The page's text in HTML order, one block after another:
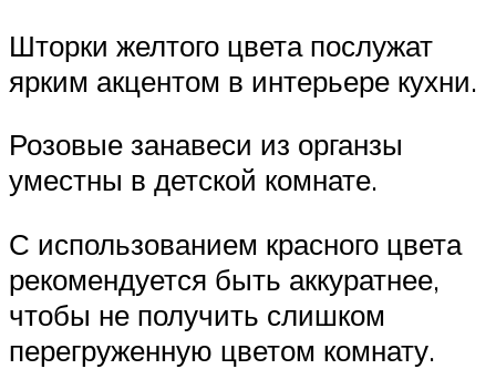
Шторки желтого цвета послужат
ярким акцентом в интерьере кухни.
Розовые занавеси из органзы
уместны в детской комнате.
С использованием красного цвета
рекомендуется быть аккуратнее,
чтобы не получить слишком
перегруженную цветом комнату.